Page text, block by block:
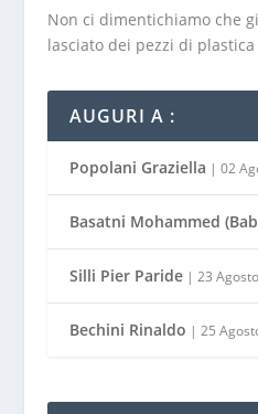
Non ci dimentichiamo che
lasciato dei pezzi di
AUGURI A :
Popolani Graziella | 02
Basatni Mohammed
Silli Pier Paride| 23 Agosto
Bechini Rinaldo | 25